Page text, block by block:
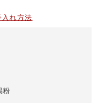
入れ方法